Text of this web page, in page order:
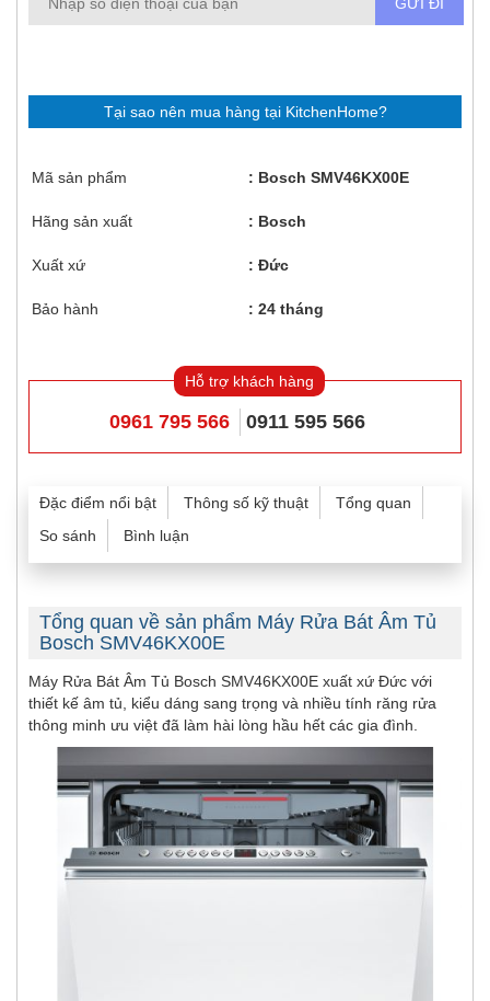
Tại sao nên mua hàng tại KitchenHome?
Mã sản phẩm Bosch SMV46KX00E
Hãng sản xuất Bosch
Xuất xứ Đức
Bảo hành 24 tháng
Hỗ trợ khách hàng
0961 795 566 0911 595 566
Đặc điểm nổi bật Thông số kỹ thuật
Tổng quan
So sánh
Bình luận
Tổng quan về sản phẩm Máy Rửa Bát Âm Tủ
Bosch SMV46KX00E
Máy Rửa Bát Âm Tủ Bosch SMV46KX00E xuất xứ Đức với
thiết kế âm tủ, kiểu dáng sang trọng và nhiều tính răng rửa
thông minh ưu việt đã làm hài lòng hầu hết các gia đình.